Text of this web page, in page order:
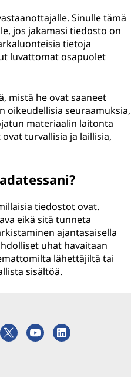
Sinulle tämä
jos jakamasi tiedosto on
tietoja
luvattomat osapuolet
mistä he ovat saaneet
oikeudellisia seuraamuksia,
materiaalin laitonta
turvallisia ja laillisia,
tiedostot ovat.
eikä sitä tunneta
ajantasaisella
uhat havaitaan
lähettäjiltä tai
sisältöä.